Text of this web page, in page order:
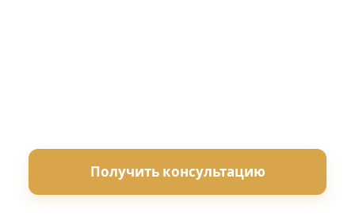
Получить консультацию